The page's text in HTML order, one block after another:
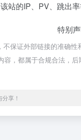
站的IP、PV、跳出率
特别
保证外部链接的准确
，都属于合规合法，
享！